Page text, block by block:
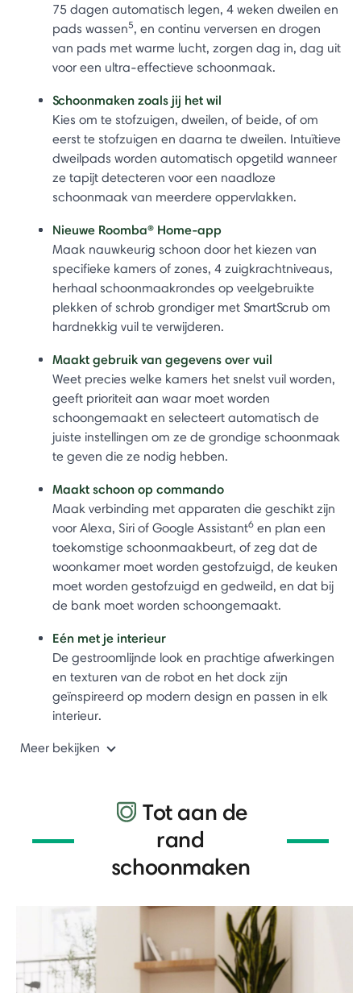
75 dagen automatisch legen, 4 weken dweilen en
pads wassen5, en continu verversen en drogen
van pads met warme lucht, zorgen dag in, dag uit
voor een ultra-effectieve schoonmaak.
Schoonmaken zoals jij het wil
Kies om te stofzuigen, dweilen, of beide, of om
eerst te stofzuigen en daarna te dweilen. Intuïtieve
dweilpads worden automatisch opgetild wanneer
ze tapijt detecteren voor een naadloze
schoonmaak van meerdere oppervlakken.
Nieuwe Roomba® Home-app
Maak nauwkeurig schoon door het kiezen van
specifieke kamers of zones, 4 zuigkrachtniveaus,
herhaal schoonmaakrondes op veelgebruikte
plekken of schrob grondiger met SmartScrub om
hardnekkig vuil te verwijderen.
Maakt gebruik van gegevens over vuil
Weet precies welke kamers het snelst vuil worden,
geeft prioriteit aan waar moet worden
schoongemaakt en selecteert automatisch de
juiste instellingen om ze de grondige schoonmaak
te geven die ze nodig hebben.
Maakt schoon op commando
Maak verbinding met apparaten die geschikt zijn
voor Alexa, Siri of Google Assistant6 en plan een
toekomstige schoonmaakbeurt, of zeg dat de
woonkamer moet worden gestofzuigd, de keuken
moet worden gestofzuigd en gedweild, en dat bij
de bank moet worden schoongemaakt.
Eén met je interieur
De gestroomlijnde look en prachtige afwerkingen
en texturen van de robot en het dock zijn
geïnspireerd op modern design en passen in elk
interieur.
Meer bekijken
Tot aan de
rand
schoonmaken